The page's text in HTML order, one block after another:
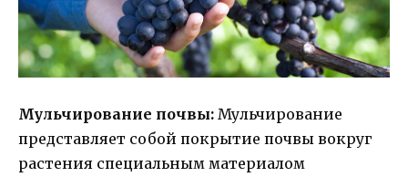
Мульчирование почвы: Мульчирование
представляет собой покрытие почвы вокруг
растения специальным материалом